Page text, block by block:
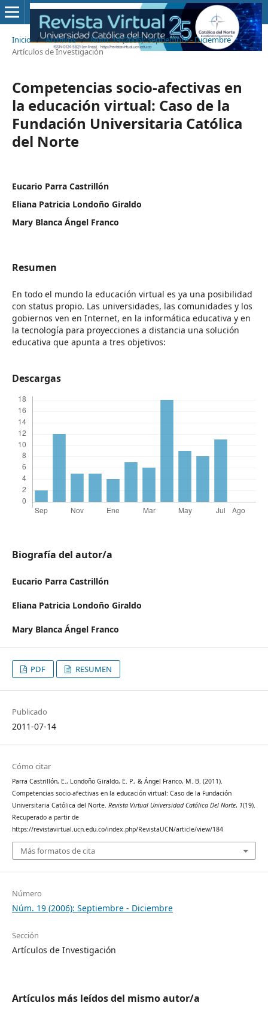
Inicio / Archivos / Núm. 19 (2006): Septiembre - Diciembre /
Artículos de Investigación
Competencias socio-afectivas en
la educación virtual: Caso de la
Fundación Universitaria Católica
del Norte
Eucario Parra Castrillón
Eliana Patricia Londoño Giraldo
Mary Blanca Ángel Franco
Resumen
En todo el mundo la educación virtual es ya una posibilidad
con status propio. Las universidades, las comunidades y los
gobiernos ven en Internet, en la informática educativa y en
la tecnología para proyecciones a distancia una solución
educativa que apunta a tres objetivos:
Descargas
Biografía del autor/a
Eucario Parra Castrillón
Eliana Patricia Londoño Giraldo
Mary Blanca Ángel Franco
PDF RESUMEN
Publicado
2011-07-14
Cómo citar
Parra Castrillón, E., Londoño Giraldo, E. P., & Ángel Franco, M. B. (2011).
Competencias socio-afectivas en la educación virtual: Caso de la Fundación
Universitaria Católica del Norte. Revista Virtual Universidad Católica Del Norte, 1(19).
Recuperado a partir de
https://revistavirtual.ucn.edu.co/index.php/RevistaUCN/article/view/184
Más formatos de cita
Número
Núm. 19 (2006): Septiembre - Diciembre
Sección
Artículos de Investigación
Artículos más leídos del mismo autor/a